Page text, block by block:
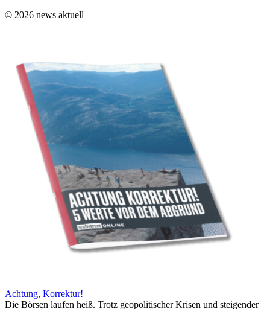
© 2026 news aktuell
Achtung, Korrektur!
Die Börsen laufen heiß. Trotz geopolitischer Krisen und steigender